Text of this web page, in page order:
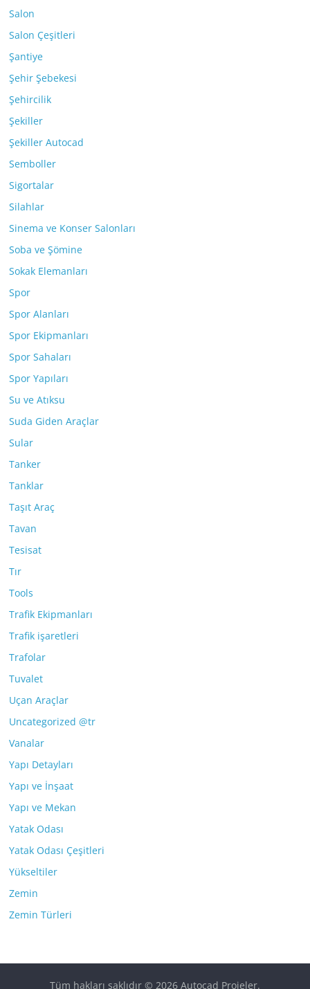
Salon
Salon Çeşitleri
Şantiye
Şehir Şebekesi
Şehircilik
Şekiller
Şekiller Autocad
Semboller
Sigortalar
Silahlar
Sinema ve Konser Salonları
Soba ve Şömine
Sokak Elemanları
Spor
Spor Alanları
Spor Ekipmanları
Spor Sahaları
Spor Yapıları
Su ve Atıksu
Suda Giden Araçlar
Sular
Tanker
Tanklar
Taşıt Araç
Tavan
Tesisat
Tır
Tools
Trafik Ekipmanları
Trafik işaretleri
Trafolar
Tuvalet
Uçan Araçlar
Uncategorized @tr
Vanalar
Yapı Detayları
Yapı ve İnşaat
Yapı ve Mekan
Yatak Odası
Yatak Odası Çeşitleri
Yükseltiler
Zemin
Zemin Türleri
Tüm hakları saklıdır © 2026 Autocad Projeler.